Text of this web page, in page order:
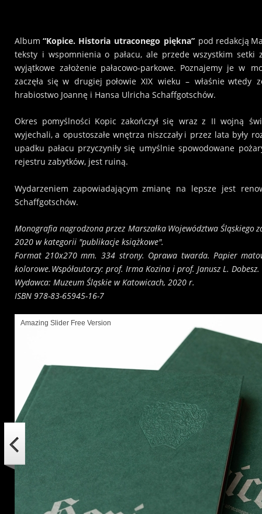
Amazing Slider Free Version
Album “Kopice. Historia utraconego piękna” pod redakcją
teksty i wspomnienia o pałacu, ale przede wszystkim setki
wyjątkowe założenie pałacowo-parkowe. Poznajemy je w
zaczęła się w drugiej połowie XIX wieku – właśnie wtedy
hrabiostwo Joannę i Hansa Ulricha Schaffgotschów.
Okres pomyślności Kopic zakończył się wraz z II wojną
wyjechali, a opustoszałe wnętrza niszczały i przez lata były
upadku pałacu przyczyniły się umyślnie spowodowane
rejestru zabytków, jest ruiną.
Wydarzeniem zapowiadającym zmianę na lepsze jest
Schaffgotschów.
Monografia nagrodzona przez Marszałka Województwa Śląskiego
2020 w kategorii "publikacje książkowe".
Format 210x270 mm. 334 strony. Oprawa twarda. Papier
kolorowe. Współautorzy: prof. Irma Kozina i prof. Janusz L. Dobesz.
Wydawca: Muzeum Śląskie w Katowicach, 2020 r.
ISBN 978-83-65945-16-7